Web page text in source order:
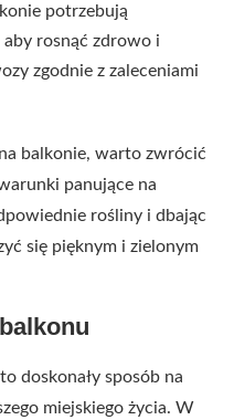
potrzebują
rosnąć zdrowo i
zgodnie z zaleceniami
balkonie, warto zwrócić
panujące na
rośliny i dbając
się pięknym i zielonym
to doskonały sposób na
miejskiego życia. W